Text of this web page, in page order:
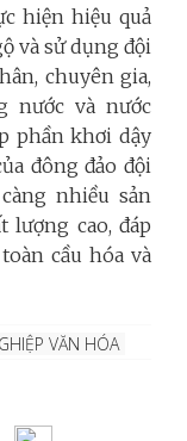
hiện hiệu quả
và sử dụng đội
chuyên gia,
nước và nước
phần khơi dậy
đông đảo đội
nhiều sản
lượng cao, đáp
cầu hóa và
VĂN HÓA